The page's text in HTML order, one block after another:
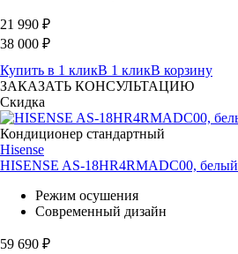
21 990 ₽
38 000 ₽
Купить в 1 кликВ 1 кликВ корзину
ЗАКАЗАТЬ КОНСУЛЬТАЦИЮ
Скидка
Кондиционер стандартный
Hisense
HISENSE AS-18HR4RMADC00, белый
Режим осушения
Современный дизайн
59 690 ₽